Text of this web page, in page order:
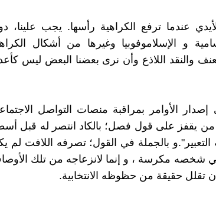
عندما ترفع الكراهية رأسها. يجب علينا،
و الإسلاموفوبيا وغيرها من أشكال
والنقد اللاذع وأن نرى بعضنا البعض ليس
الأوامر بمراقبة منصات التواصل
من يقفز على قول فصل؛ بالكاد انتصر له قبل
التعبير".و بالجملة في القول؛ تصرفه اللافت لم
شخصه مكرسة ، و إنما لانزعاجه من تلك
تقلل حقيقة من حظوظه الانتخابية.